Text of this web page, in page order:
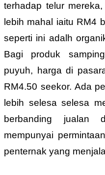
terhadap telur
lebih mahal iaitu RM4
seperti ini adalh
Bagi produk
puyuh, harga di
RM4.50 seekor. Ada
lebih selesa selesa
berbanding jualan
mempunyai
penternak yang